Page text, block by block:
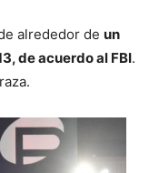
alrededor de un
de acuerdo al FBI.